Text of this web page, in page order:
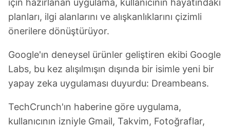
için hazırlanan uygulama, kullanıcının hayatındaki
planları, ilgi alanlarını ve alışkanlıklarını çizimli
önerilere dönüştürüyor.
Google'ın deneysel ürünler geliştiren ekibi Google
Labs, bu kez alışılmışın dışında bir isimle yeni bir
yapay zeka uygulaması duyurdu: Dreambeans.
TechCrunch'ın haberine göre uygulama,
kullanıcının izniyle Gmail, Takvim, Fotoğraflar,